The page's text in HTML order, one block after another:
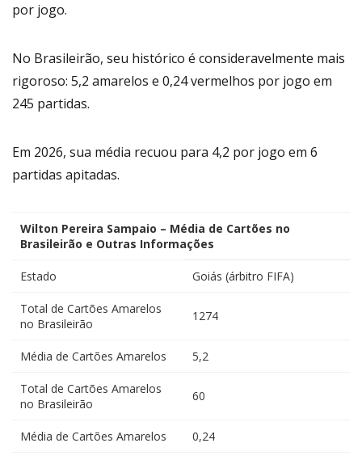
por jogo.
No Brasileirão, seu histórico é consideravelmente mais
rigoroso: 5,2 amarelos e 0,24 vermelhos por jogo em
245 partidas.
Em 2026, sua média recuou para 4,2 por jogo em 6
partidas apitadas.
Wilton Pereira Sampaio – Média de Cartões no
Brasileirão e Outras Informações
Estado Goiás (árbitro FIFA)
Total de Cartões Amarelos
no Brasileirão
1274
Média de Cartões Amarelos 5,2
Total de Cartões Amarelos
no Brasileirão
60
Média de Cartões Amarelos 0,24